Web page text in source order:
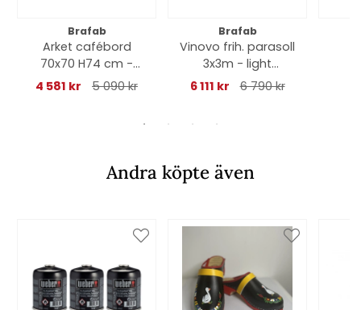
Brafab
Arket cafébord
70x70 H74 cm -
mineralgrå
4 581 kr 5 090 kr
Brafab
Vinovo frih. parasoll
3x3m - light
grey/khaki
6 111 kr 6 790 kr
Andra köpte även